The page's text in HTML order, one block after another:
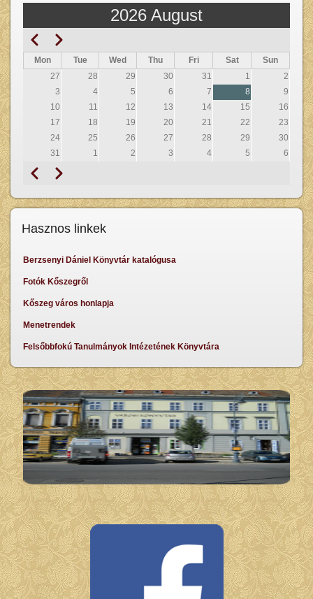
2026 August
Pagination
Previous
Next
Mon Tue Wed Thu Fri Sat
Sun
27
28 29 30 31 1
2
3
4 5 6 7 8
9
10
11 12 13 14 15
16
17
18 19 20 21 22
23
24
25 26 27 28 29
30
31
1 2 3 4 5 6
Pagination
Previous
Next
Hasznos linkek
Berzsenyi Dániel Könyvtár katalógusa
Fotók Kőszegről
Kőszeg város honlapja
Menetrendek
Felsőbbfokú Tanulmányok Intézetének Könyvtára